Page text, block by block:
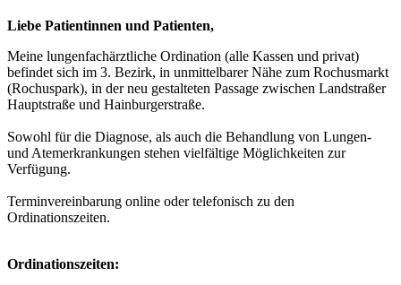
Liebe Patientinnen und Patienten,
Meine lungenfachärztliche Ordination (alle Kassen und privat)
befindet sich im 3. Bezirk, in unmittelbarer Nähe zum Rochusmarkt
(Rochuspark), in der neu gestalteten Passage zwischen Landstraßer
Hauptstraße und Hainburgerstraße.
Sowohl für die Diagnose, als auch die Behandlung von Lungen-
und Atemerkrankungen stehen vielfältige Möglichkeiten zur
Verfügung.
Terminvereinbarung online oder telefonisch zu den
Ordinationszeiten.
Ordinationszeiten: